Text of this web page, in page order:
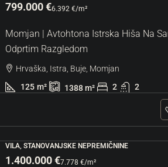
799.000 €6.392 €/m²
Momjan | Avtohtona Istrska Hiša Na
Odprtim Razgledom
Hrvaška, Istra, Buje, Momjan
125 m² 1388m² 2 2
VILA, STANOVANJSKE NEPREMIČNINE
1.400.000 €7.778 €/m²